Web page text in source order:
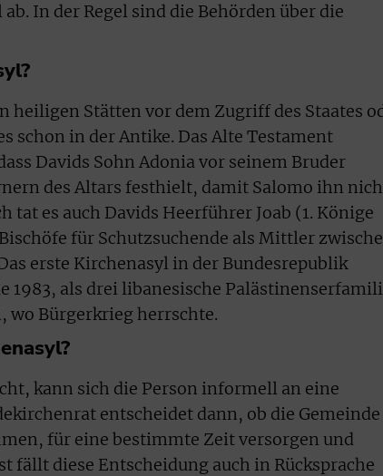
In der Regel sind die Behörden über die
heiligen Stätten vor dem Zugriff des Staates
schon in der Antike. Das Alte Testament
Davids Sohn Adonia vor seinem Bruder
des Altars festhielt, damit Salomo ihn
tat es auch Davids Heerführer Joab (1. Könige
für Schutzsuchende als Mittler
erste Kirchenasyl in der Bundesrepublik
1983, als drei libanesische
wo Bürgerkrieg herrschte.
kann sich die Person informell an eine
entscheidet dann, ob die Gemeinde
für eine bestimmte Zeit versorgen und
fällt diese Entscheidung auch in Rücksprache